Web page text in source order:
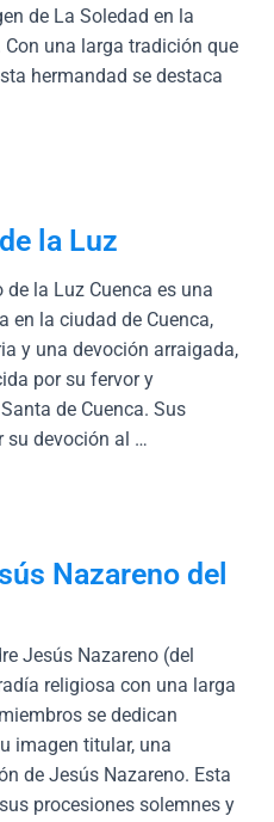
de La Soledad en la
Con una larga tradición que
hermandad se destaca
la Luz
la Luz Cuenca es una
en la ciudad de Cuenca,
y una devoción arraigada,
por su fervor y
de Cuenca. Sus
su devoción al …
Nazareno del
Jesús Nazareno (del
religiosa con una larga
se dedican
imagen titular, una
de Jesús Nazareno. Esta
procesiones solemnes y